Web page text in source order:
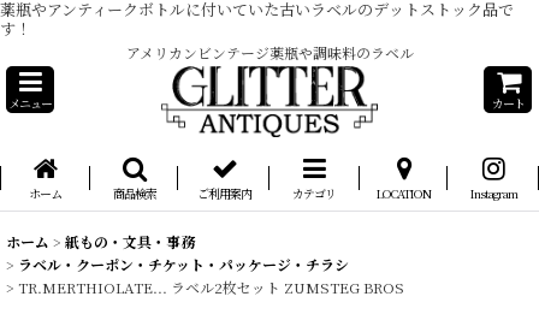
薬瓶やアンティークボトルに付いていた古いラベルのデットストック品で
す！
アメリカンビンテージ薬瓶や調味料のラベル
メニュー カート
ホーム 商品検索 ご利用案内 カテゴリ LOCATION Instagram
ホーム > 紙もの・文具・事務
> ラベル・クーポン・チケット・パッケージ・チラシ
> TR.MERTHIOLATE... ラベル2枚セット ZUMSTEG BROS